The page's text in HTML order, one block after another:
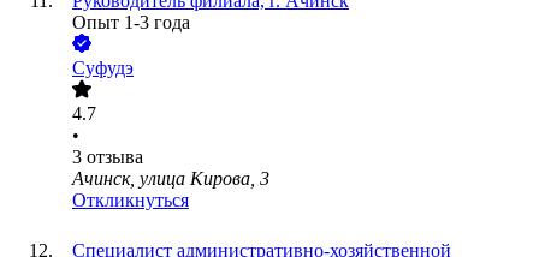
Опыт 1-3 года
Суфудэ
4.7
•
3 отзыва
Ачинск, улица Кирова, 3
Откликнуться
Специалист административно-хозяйственной